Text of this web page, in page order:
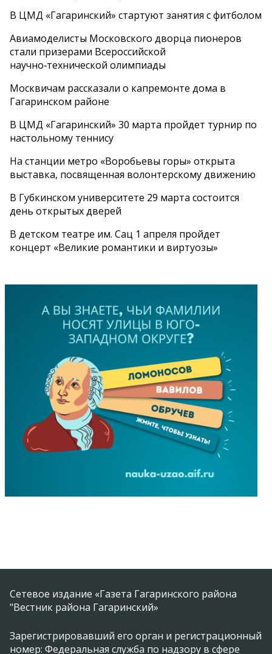
В ЦМД «Гагаринский» стартуют занятия с фитболом
Авиамоделисты Московского дворца пионеров
стали призерами Всероссийской
научно‑технической олимпиады
Москвичам рассказали о капремонте дома в
Гагаринском районе
В ЦМД «Гагаринский» 30 марта пройдет турнир по
настольному теннису
На станции метро «Воробьевы горы» открыта
выставка, посвященная волонтерскому движению
В Губкинском университете 29 марта состоится
день открытых дверей
В детском театре им. Сац 1 апреля пройдет
концерт «Великие романтики и виртуозы»
Сетевое издание «Газета Гагаринского района
"Вестник района Гагаринский»
Зарегистрировавший его орган и регистрационный
номер: Федеральная служба по надзору в сфере